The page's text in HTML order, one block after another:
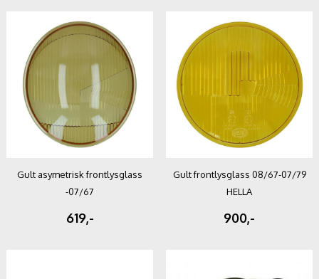
Gult asymetrisk frontlysglass
-07/67
619,-
Gult frontlysglass 08/67-07/79
HELLA
900,-